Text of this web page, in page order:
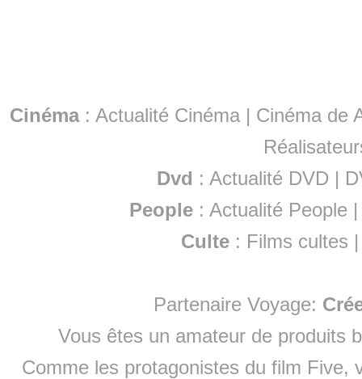
Cinéma: Actualité Cinéma | Cinéma de
Dvd : Actualité DVD |
People :Actualité People
Culte : Films cultes
Partenaire Voyage:
Vous êtes un amateur de produits
Comme les protagonistes du film Five,